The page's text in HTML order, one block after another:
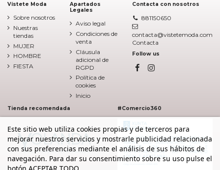
Vístete Moda
Sobre nosotros
Nuestras
tiendas
MUJER
HOMBRE
FIESTA
Apartados
Legales
Aviso legal
Condiciones de
venta
Cláusula
adicional de
RGPD
Política de
cookies
Inicio
Contacta con nosotros
881150650
contacta@vistetemoda.com
Contacta
Follow us
Este sitio web utiliza cookies propias y de terceros para
mejorar nuestros servicios y mostrarle publicidad relacionada
con sus preferencias mediante el análisis de sus hábitos de
navegación. Para dar su consentimiento sobre su uso pulse el
Tienda recomendada #Comercio360